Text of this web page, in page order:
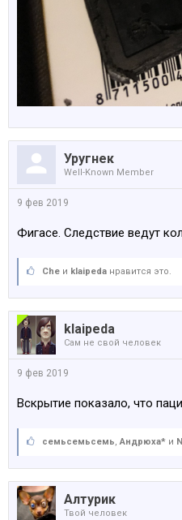
Уругнек
Well-Known Member
9 фев 2019
Фигасе. Следствие ведут
Che и klaipeda нравится это.
klaipeda
Сам не свой человек
9 фев 2019
Вскрытие показало, что
семьсемьсемь,Андрюха* и
Алтурик
Твой человек